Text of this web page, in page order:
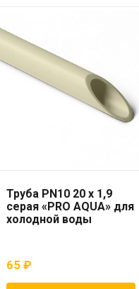
Труба PN10 20 x 1,9
серая «PRO AQUA» для
холодной воды
65₽